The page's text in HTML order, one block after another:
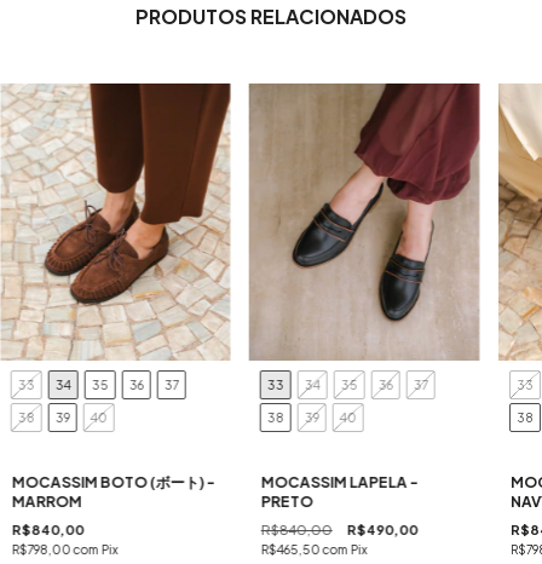
PRODUTOS RELACIONADOS
33 34 35 36 37
38 39 40
MOCASSIM BOTO (ボート) -
MARROM
R$840,00
R$798,00com Pix
33 34 35 36 37
38 39 40
MOCASSIM LAPELA -
PRETO
R$840,00 R$490,00
R$465,50com Pix
33
38